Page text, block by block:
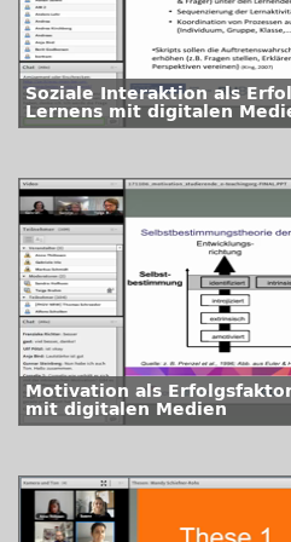
Soziale Interaktion als
Lernens mit digitalen
Motivation als
mit digitalen Medien